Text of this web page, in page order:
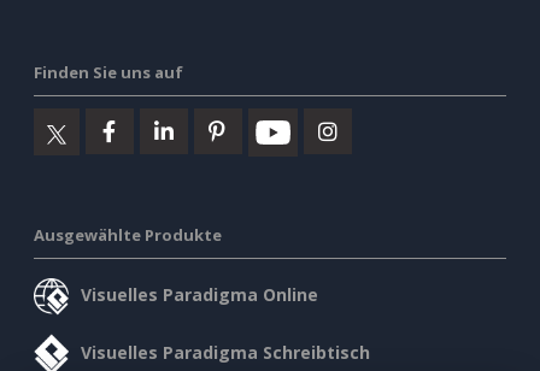
Finden Sie uns auf
Ausgewählte Produkte
Visuelles Paradigma Online
Visuelles Paradigma Schreibtisch